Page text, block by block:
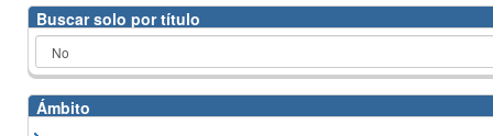
Buscar solo por título
Ámbito